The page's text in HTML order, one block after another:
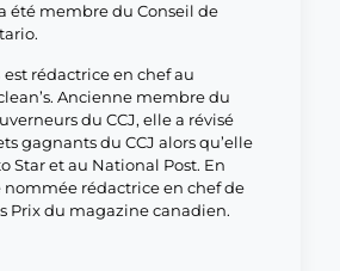
été membre du Conseil de
est rédactrice en chef au
Ancienne membre du
du CCJ, elle a révisé
gagnants du CCJ alors qu’elle
Star et au National Post. En
nommée rédactrice en chef de
Prix du magazine canadien.